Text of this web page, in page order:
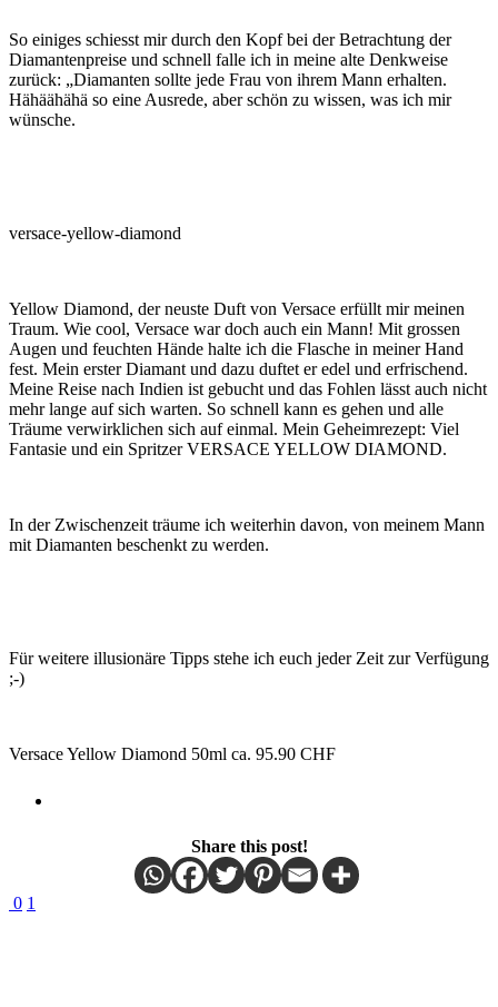
So einiges schiesst mir durch den Kopf bei der Betrachtung der
Diamantenpreise und schnell falle ich in meine alte Denkweise
zurück: „Diamanten sollte jede Frau von ihrem Mann erhalten.
Hähäähähä so eine Ausrede, aber schön zu wissen, was ich mir
wünsche.
versace-yellow-diamond
Yellow Diamond, der neuste Duft von Versace erfüllt mir meinen
Traum. Wie cool, Versace war doch auch ein Mann! Mit grossen
Augen und feuchten Hände halte ich die Flasche in meiner Hand
fest. Mein erster Diamant und dazu duftet er edel und erfrischend.
Meine Reise nach Indien ist gebucht und das Fohlen lässt auch nicht
mehr lange auf sich warten. So schnell kann es gehen und alle
Träume verwirklichen sich auf einmal. Mein Geheimrezept: Viel
Fantasie und ein Spritzer VERSACE YELLOW DIAMOND.
In der Zwischenzeit träume ich weiterhin davon, von meinem Mann
mit Diamanten beschenkt zu werden.
Für weitere illusionäre Tipps stehe ich euch jeder Zeit zur Verfügung
;-)
Versace Yellow Diamond 50ml ca. 95.90 CHF
Share this post!
0 1